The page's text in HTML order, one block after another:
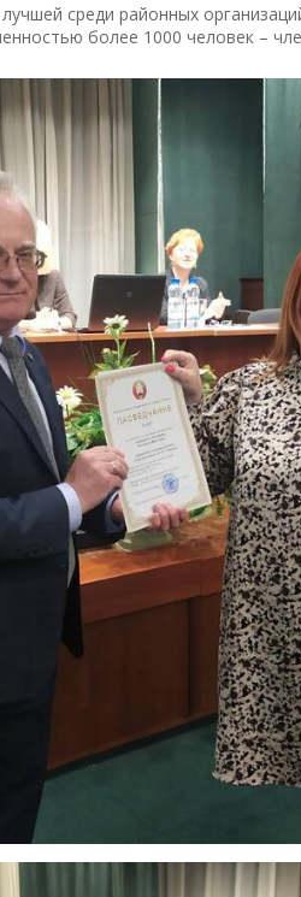
среди районных
более 1000 человек –